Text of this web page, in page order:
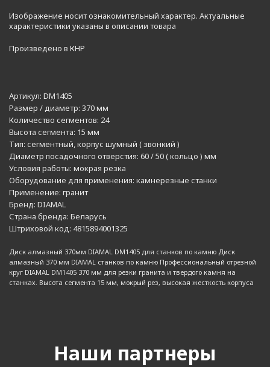
Изображение носит ознакомительный характер. Актуальные
характеристики указаны в описании товара
Произведено в КНР
Артикул: DM1405
Размер / диаметр: 370 мм
Количество сегментов: 24
Высота сегмента: 15 мм
Тип: сегментный, корпус шумный ( звонкий )
Диаметр посадочного отверстия: 60 / 50 ( кольцо ) мм
Условия работы: мокрая резка
Оборудование для применения: камнерезные станки
Применение: гранит
Бренд: DIAMAL
Страна бренда: Беларусь
Штриховой код: 4815894001325
Диск алмазный 370мм DIAMAL DM1405 для станков по камню Диск
алмазный 370 мм DIAMAL станков по камню Профессиональный отрезной
круг DIAMAL DM1405 370 мм для резки гранита и твердого камня на
станках. Высота сегмента 15 мм, мокрый рез, высокая жесткость корпуса
Наши партнеры